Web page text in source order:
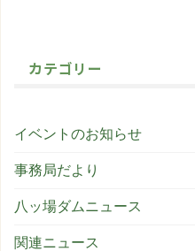
カテゴリー
イベントのお知らせ
事務局だより
八ッ場ダムニュース
関連ニュース